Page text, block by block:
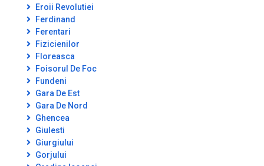
Eroii Revolutiei
Ferdinand
Ferentari
Fizicienilor
Floreasca
Foisorul De Foc
Fundeni
Gara De Est
Gara De Nord
Ghencea
Giulesti
Giurgiului
Gorjului